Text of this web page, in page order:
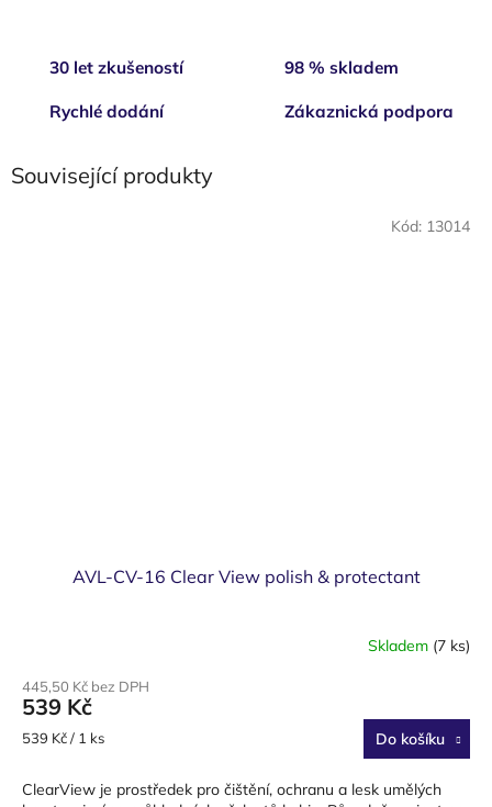
30 let zkušeností 98 % skladem
Rychlé dodání Zákaznická podpora
Související produkty
AVL-CV-16 Clear View polish & protectant
Skladem (7 ks)
445,50 Kč bez DPH
539 Kč
Měrná
539 Kč / 1 ks Do košíku
ClearView je prostředek pro čištění, ochranu a lesk umělých
Kód: 13014